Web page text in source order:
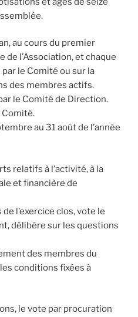
au cours du premier
de l’Association, et chaque
le Comité ou sur la
des membres actifs.
le Comité de Direction.
Comité.
au 31 août de l’année
relatifs à l’activité, à la
et financière de
l’exercice clos, vote le
délibère sur les questions
des membres du
conditions fixées à
le vote par procuration